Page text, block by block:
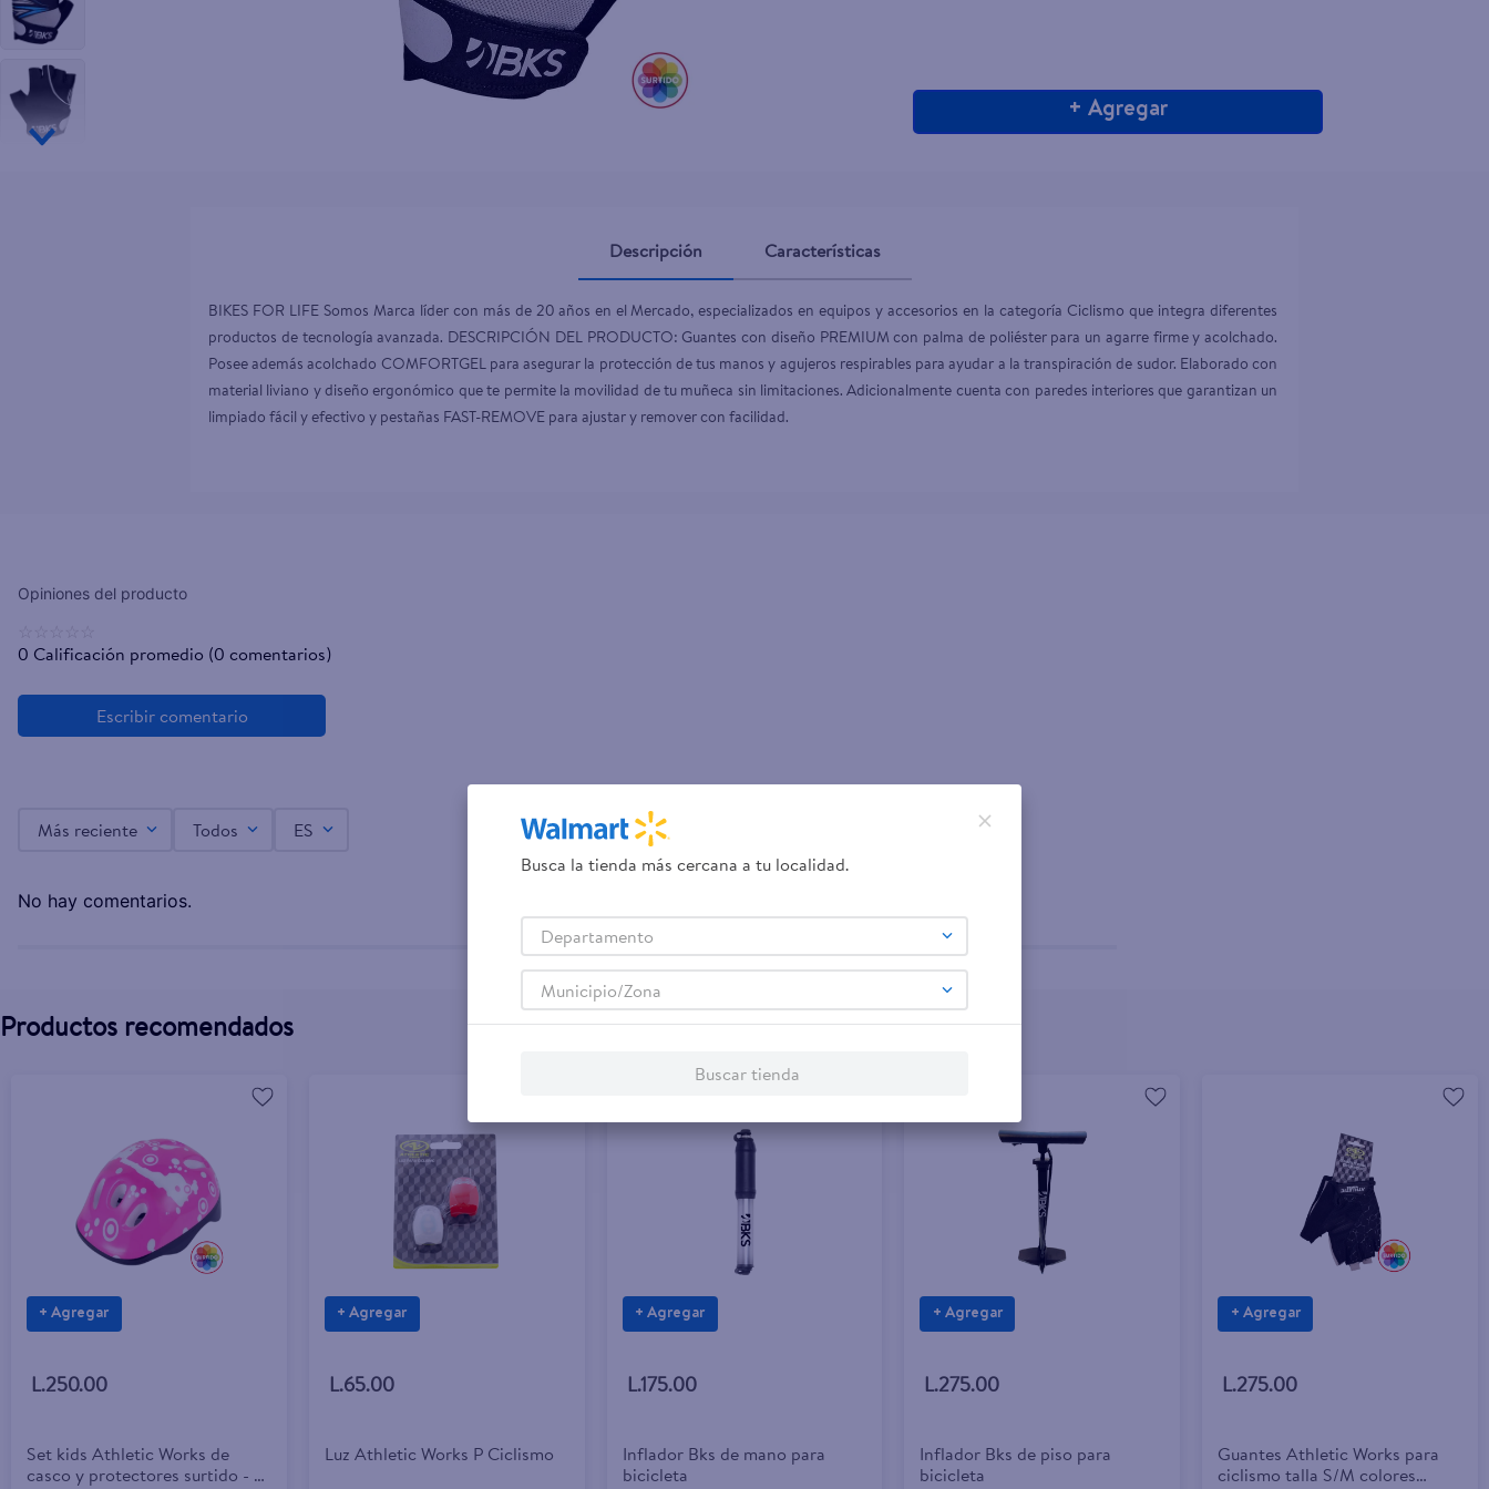
+ Agregar
Descripción Características
BIKES FOR LIFE Somos Marca líder con más de 20 años en el Mercado, especializados en equipos y accesorios en la categoría Ciclismo que integra diferentes
productos de tecnología avanzada. DESCRIPCIÓN DEL PRODUCTO: Guantes con diseño PREMIUM con palma de poliéster para un agarre firme y acolchado.
Posee además acolchado COMFORTGEL para asegurar la protección de tus manos y agujeros respirables para ayudar a la transpiración de sudor. Elaborado con
material liviano y diseño ergonómico que te permite la movilidad de tu muñeca sin limitaciones. Adicionalmente cuenta con paredes interiores que garantizan un
limpiado fácil y efectivo y pestañas FAST-REMOVE para ajustar y remover con facilidad.
0 Calificación promedio (0 comentarios)
Más reciente Todos ES
No hay comentarios.
Productos recomendados
+ Agregar
L.250.00
Set kids Athletic Works de
casco y protectores surtido - 5
+ Agregar
L.65.00
Luz Athletic Works P Ciclismo
+ Agregar
L.175.00
Inflador Bks de mano para
bicicleta
+ Agregar
L.275.00
Inflador Bks de piso para
bicicleta
+ Agregar
L.275.00
Guantes Athletic Works para
ciclismo talla S/M colores
Busca la tienda más cercana a tu localidad.
Departamento
Municipio/Zona
Buscar tienda
10
pollo norteño